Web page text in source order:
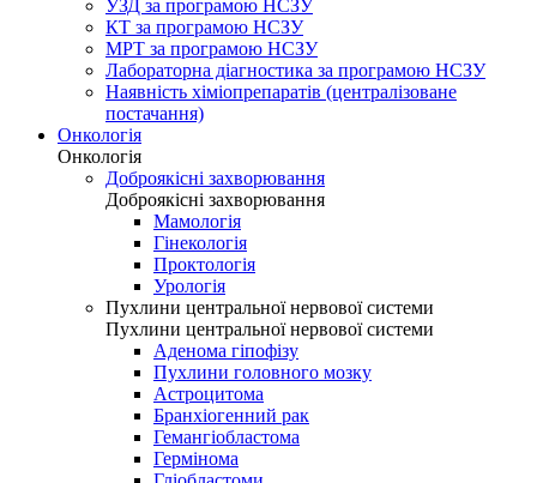
УЗД за програмою НСЗУ
КТ за програмою НСЗУ
МРТ за програмою НСЗУ
Лабораторна діагностика за програмою НСЗУ
Наявність хіміопрепаратів (централізоване
постачання)
Онкологія
Онкологія
Доброякісні захворювання
Доброякісні захворювання
Мамологія
Гінекологія
Проктологія
Урологія
Пухлини центральної нервової системи
Пухлини центральної нервової системи
Аденома гіпофізу
Пухлини головного мозку
Астроцитома
Бранхіогенний рак
Гемангіобластома
Гермінома